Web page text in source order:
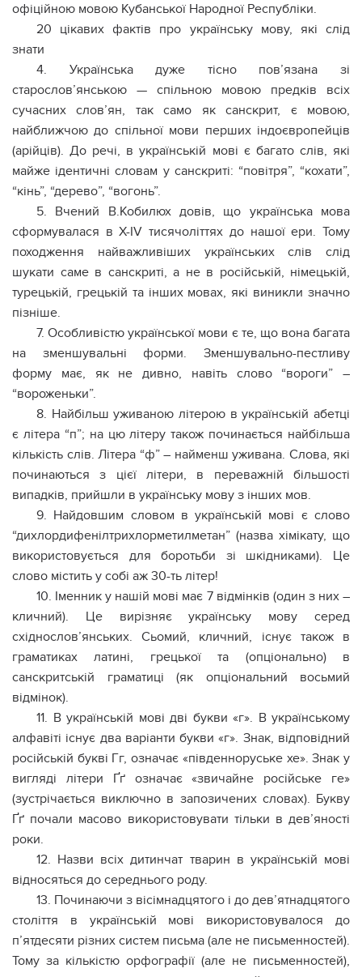
офіційною мовою Кубанської Народної Республіки.
20 цікавих фактів про українську мову, які слід
знати
4. Українська дуже тісно пов’язана зі
старослов’янською — спільною мовою предків всіх
сучасних слов’ян, так само як санскрит, є мовою,
найближчою до спільної мови перших індоєвропейців
(арійців). До речі, в українській мові є багато слів, які
майже ідентичні словам у санскриті: “повітря”, “кохати”,
“кінь”, “дерево”, “вогонь”.
5. Вчений В.Кобилюх довів, що українська мова
сформувалася в Х-IV тисячоліттях до нашої ери. Тому
походження найважливіших українських слів слід
шукати саме в санскриті, а не в російській, німецькій,
турецькій, грецькій та інших мовах, які виникли значно
пізніше.
7. Особливістю української мови є те, що вона багата
на зменшувальні форми. Зменшувально-пестливу
форму має, як не дивно, навіть слово “вороги” –
“вороженьки”.
8. Найбільш уживаною літерою в українській абетці
є літера “п”; на цю літеру також починається найбільша
кількість слів. Літера “ф” – найменш уживана. Слова, які
починаються з цієї літери, в переважній більшості
випадків, прийшли в українську мову з інших мов.
9. Найдовшим словом в українській мові є слово
“дихлордифенілтрихлорметилметан” (назва хімікату, що
використовується для боротьби зі шкідниками). Це
слово містить у собі аж 30-ть літер!
10. Іменник у нашій мові має 7 відмінків (один з них –
кличний). Це вирізняє українську мову серед
східнослов’янських. Сьомий, кличний, існує також в
граматиках латині, грецької та (опціонально) в
санскритській граматиці (як опціональний восьмий
відмінок).
11. В українській мові дві букви «г». В українському
алфавіті існує два варіанти букви «г». Знак, відповідний
російській букві Гг, означає «південноруське хе». Знак у
вигляді літери Ґґ означає «звичайне російське ге»
(зустрічається виключно в запозичених словах). Букву
Ґґ почали масово використовувати тільки в дев’яності
роки.
12. Назви всіх дитинчат тварин в українській мові
відносяться до середнього роду.
13. Починаючи з вісімнадцятого і до дев’ятнадцятого
століття в українській мові використовувалося до
п’ятдесяти різних систем письма (але не письменностей).
Тому за кількістю орфографії (але не письменностей),